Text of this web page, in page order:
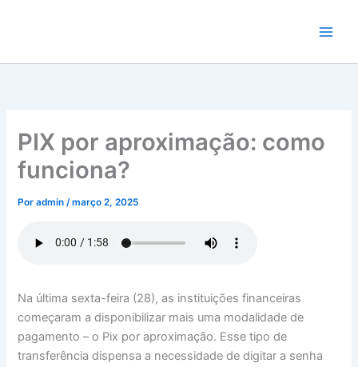
conteúdo
PIX por aproximação: como
funciona?
Poradmin/março 2, 2025
Na última sexta-feira (28), as instituições financeiras
começaram a disponibilizar mais uma modalidade de
pagamento – o Pix por aproximação. Esse tipo de
transferência dispensa a necessidade de digitar a senha